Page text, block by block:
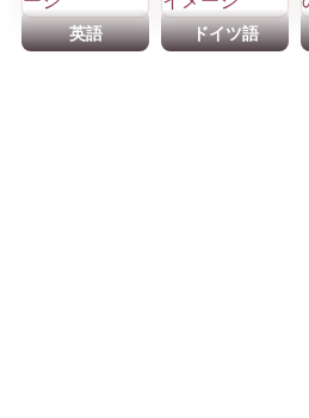
英語 ドイツ語